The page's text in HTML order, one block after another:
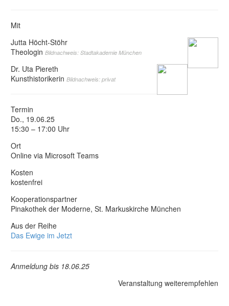
Mit
Jutta Höcht-Stöhr
Theologin Bildnachweis: Stadtakademie München
Dr. Uta Piereth
Kunsthistorikerin Bildnachweis: privat
Termin
Do., 19.06.25
15:30 – 17:00 Uhr
Ort
Online via Microsoft Teams
Kosten
kostenfrei
Kooperationspartner
Pinakothek der Moderne, St. Markuskirche München
Aus der Reihe
Das Ewige im Jetzt
Anmeldung bis 18.06.25
Veranstaltung weiterempfehlen